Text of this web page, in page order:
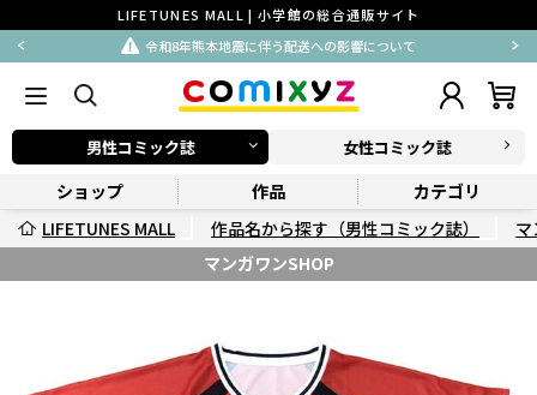
LIFETUNES MALL | 小学館の総合通販サイト
令和8年熊本地震に伴う配送への影響について
男性コミック誌 女性コミック誌
ショップ 作品
カテゴリ
LIFETUNES MALL
作品名から探す（男性コミック誌）
マンガワンSHOP